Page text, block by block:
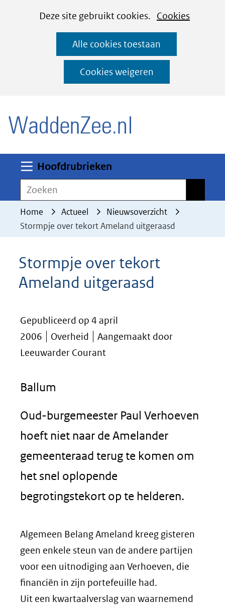
CookiesDeze site gebruikt cookies. Cookies
deze
worden
toegestaan
geweigerd.
Alle cookies toestaan
Cookies weigeren
Ga
naar
de
inhoud
Hoofdrubrieken
Zoeken
Home Actueel
Nieuwsoverzicht
Stormpje over tekort Ameland uitgeraasd
Stormpje over tekort
Ameland uitgeraasd
Gepubliceerd op 4 april
2006
Overheid
Aangemaakt door
Leeuwarder Courant
Ballum
Oud-burgemeester Paul Verhoeven
hoeft niet naar de Amelander
gemeenteraad terug te komen om
het snel oplopende
begrotingstekort op te helderen.
Algemeen Belang Ameland kreeg gisteren
geen enkele steun van de andere partijen
voor een uitnodiging aan Verhoeven, die
financiën in zijn portefeuille had.
Uit een kwartaalverslag van waarnemend